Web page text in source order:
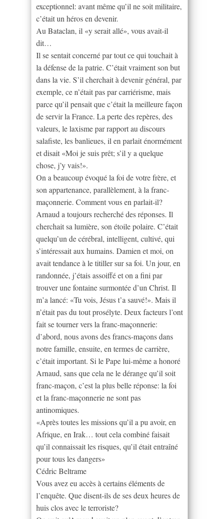
exceptionnel: avant même qu’il ne soit militaire,
c’était un héros en devenir.
Au Bataclan, il «y serait allé», vous avait-il
dit…
Il se sentait concerné par tout ce qui touchait à
la défense de la patrie. C’était vraiment son but
dans la vie. S’il cherchait à devenir général, par
exemple, ce n’était pas par carriérisme, mais
parce qu’il pensait que c’était la meilleure façon
de servir la France. La perte des repères, des
valeurs, le laxisme par rapport au discours
salafiste, les banlieues, il en parlait énormément
et disait «Moi je suis prêt; s’il y a quelque
chose, j’y vais!».
On a beaucoup évoqué la foi de votre frère, et
son appartenance, parallèlement, à la franc-
maçonnerie. Comment vous en parlait-il?
Arnaud a toujours recherché des réponses. Il
cherchait sa lumière, son étoile polaire. C’était
quelqu’un de cérébral, intelligent, cultivé, qui
s’intéressait aux humains. Damien et moi, on
avait tendance à le titiller sur sa foi. Un jour, en
randonnée, j’étais assoiffé et on a fini par
trouver une fontaine surmontée d’un Christ. Il
m’a lancé: «Tu vois, Jésus t’a sauvé!». Mais il
n’était pas du tout prosélyte. Deux facteurs l’ont
fait se tourner vers la franc-maçonnerie:
d’abord, nous avons des francs-maçons dans
notre famille, ensuite, en termes de carrière,
c’était important. Si le Pape lui-même a honoré
Arnaud, sans que cela ne le dérange qu’il soit
franc-maçon, c’est la plus belle réponse: la foi
et la franc-maçonnerie ne sont pas
antinomiques.
«Après toutes les missions qu’il a pu avoir, en
Afrique, en Irak… tout cela combiné faisait
qu’il connaissait les risques, qu’il était entraîné
pour tous les dangers»
Cédric Beltrame
Vous avez eu accès à certains éléments de
l’enquête. Que disent-ils de ses deux heures de
huis clos avec le terroriste?